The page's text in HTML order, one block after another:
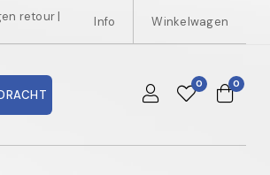
retour | Info Winkelwagen
0 0